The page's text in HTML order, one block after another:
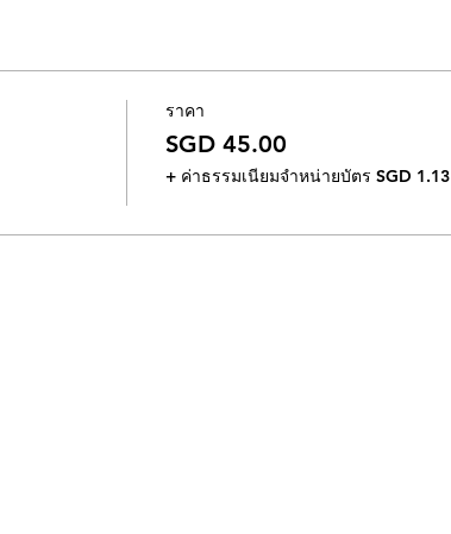
ราคา
SGD 45.00
+ ค่าธรรมเนียมจำหน่ายบัตร SGD 1.13